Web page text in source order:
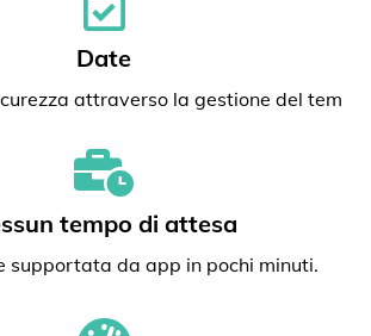
Date
attraverso la gestione del tem
tempo di attesa
supportata da app in pochi minuti.